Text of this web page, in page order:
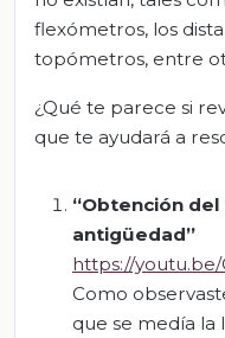
flexómetros, los
topómetros, entre
¿Qué te parece si
que te ayudará a
“Obtención
antigüedad”
https://
Como
que se medía la